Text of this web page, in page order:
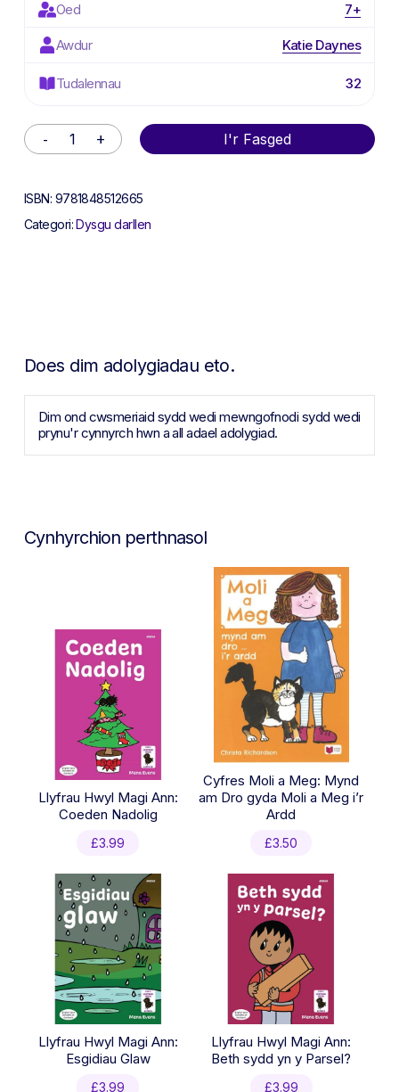
Oed 7+
Awdur Katie Daynes
Tudalennau 32
I'r Fasged
Alternative:
ISBN: 9781848512665
Categori:Dysgu darllen
Does dim adolygiadau eto.
Dim ond cwsmeriaid sydd wedi mewngofnodi sydd wedi
prynu'r cynnyrch hwn a all adael adolygiad.
Cynhyrchion perthnasol
Llyfrau Hwyl Magi Ann:
Coeden Nadolig
£3.99
Cyfres Moli a Meg: Mynd
am Dro gyda Moli a Meg i’r
Ardd
£3.50
Llyfrau Hwyl Magi Ann:
Esgidiau Glaw
£3.99
Llyfrau Hwyl Magi Ann:
Beth sydd yn y Parsel?
£3.99